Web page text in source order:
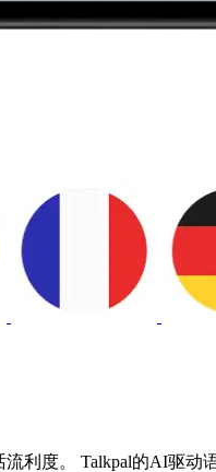
利度。 Talkpal的AI驱